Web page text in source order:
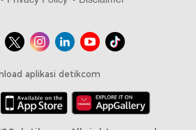
aplikasi detikcom